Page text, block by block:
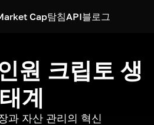
Cap탐침API블로그
원 크립토 생
태계
과 자산 관리의 혁신